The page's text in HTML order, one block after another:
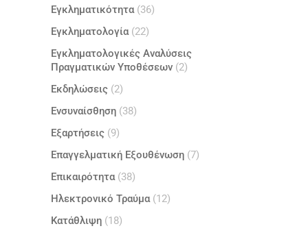
Εγκληματικότητα(36)
Εγκληματολογία(22)
Εγκληματολογικές Αναλύσεις
Πραγματικών Υποθέσεων (2)
Εκδηλώσεις (2)
Ενσυναίσθηση (38)
Εξαρτήσεις (9)
Επαγγελματική Εξουθένωση (7)
Επικαιρότητα(38)
Ηλεκτρονικό Τραύμα(12)
Κατάθλιψη (18)